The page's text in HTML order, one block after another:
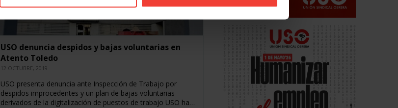
USO denuncia despidos y bajas voluntarias en
Atento Toledo
12 OCTUBRE, 2019
USO presenta denuncia ante Inspección de Trabajo por
despidos improcedentes y un plan de bajas voluntarias
derivados de la digitalización de puestos de trabajo USO ha…